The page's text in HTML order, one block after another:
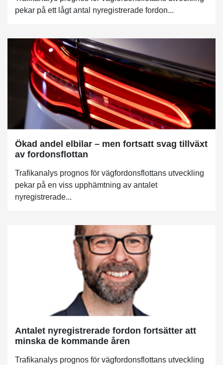
pekar på ett lågt antal nyregistrerade fordon...
Ökad andel elbilar – men fortsatt svag tillväxt
av fordonsflottan
Trafikanalys prognos för vägfordonsflottans utveckling
pekar på en viss upphämtning av antalet
nyregistrerade...
Antalet nyregistrerade fordon fortsätter att
minska de kommande åren
Trafikanalys prognos för vägfordonsflottans utveckling